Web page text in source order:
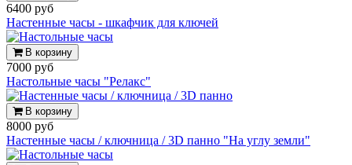
6400 руб
Настенные часы - шкафчик для ключей
В корзину
7000 руб
Настольные часы "Релакс"
В корзину
8000 руб
Настенные часы / ключница / 3D панно "На углу земли"